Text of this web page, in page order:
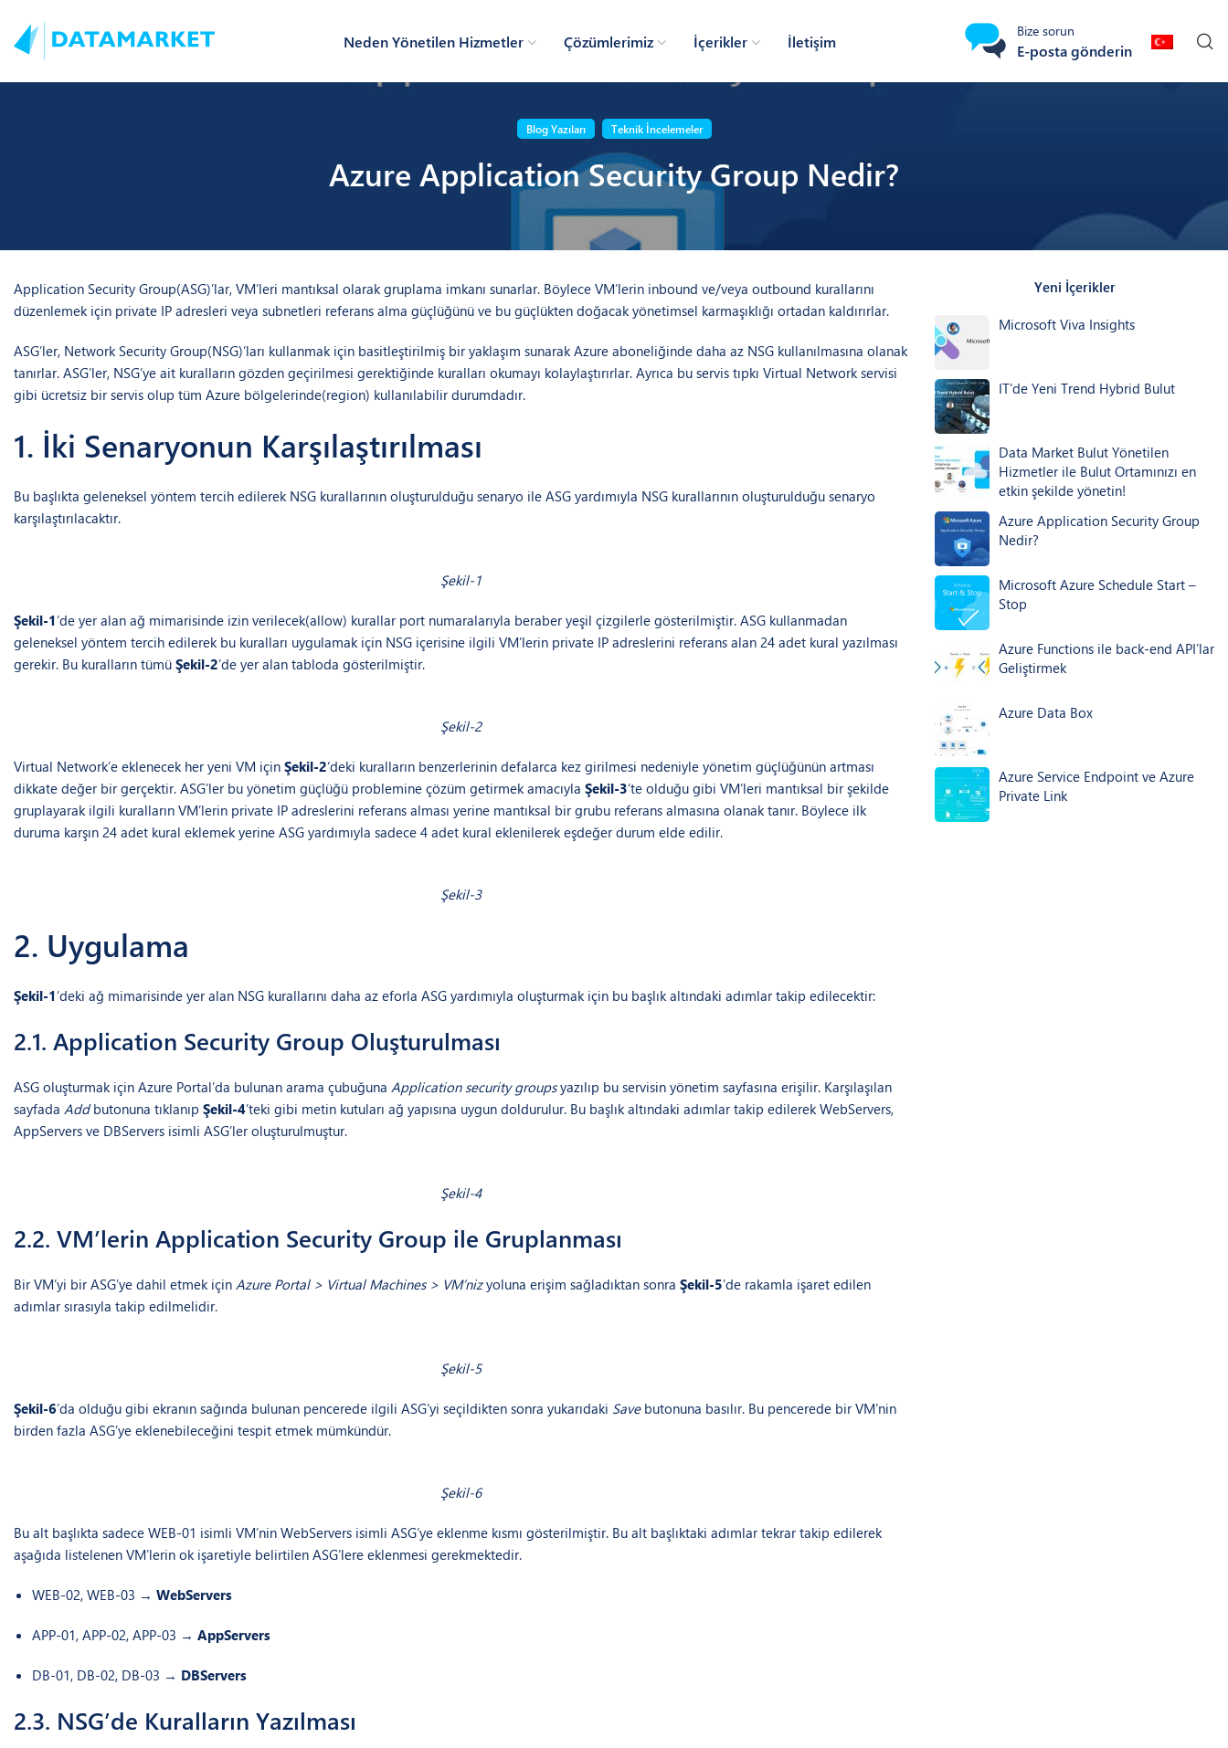
Neden Yönetilen Hizmetler Çözümlerimiz İçerikler İletişim
Bize sorun
E-posta gönderin
Blog Yazıları Teknik İncelemeler
Azure Application Security Group Nedir?
Application Security Group(ASG)’lar, VM’leri mantıksal olarak gruplama imkanı sunarlar. Böylece VM’lerin inbound ve/veya outbound kurallarını
düzenlemek için private IP adresleri veya subnetleri referans alma güçlüğünü ve bu güçlükten doğacak yönetimsel karmaşıklığı ortadan kaldırırlar.
ASG’ler, Network Security Group(NSG)’ları kullanmak için basitleştirilmiş bir yaklaşım sunarak Azure aboneliğinde daha az NSG kullanılmasına olanak
tanırlar. ASG’ler, NSG’ye ait kuralların gözden geçirilmesi gerektiğinde kuralları okumayı kolaylaştırırlar. Ayrıca bu servis tıpkı Virtual Network servisi
gibi ücretsiz bir servis olup tüm Azure bölgelerinde(region) kullanılabilir durumdadır.
1. İki Senaryonun Karşılaştırılması
Bu başlıkta geleneksel yöntem tercih edilerek NSG kurallarının oluşturulduğu senaryo ile ASG yardımıyla NSG kurallarının oluşturulduğu senaryo
karşılaştırılacaktır.
Şekil-1
Şekil-1 ’de yer alan ağ mimarisinde izin verilecek(allow) kurallar port numaralarıyla beraber yeşil çizgilerle gösterilmiştir. ASG kullanmadan
geleneksel yöntem tercih edilerek bu kuralları uygulamak için NSG içerisine ilgili VM’lerin private IP adreslerini referans alan 24 adet kural yazılması
gerekir. Bu kuralların tümü Şekil-2’de yer alan tabloda gösterilmiştir.
Şekil-2
Virtual Network’e eklenecek her yeni VM için Şekil-2‘deki kuralların benzerlerinin defalarca kez girilmesi nedeniyle yönetim güçlüğünün artması
dikkate değer bir gerçektir. ASG’ler bu yönetim güçlüğü problemine çözüm getirmek amacıyla Şekil-3’te olduğu gibi VM’leri mantıksal bir şekilde
gruplayarak ilgili kuralların VM’lerin private IP adreslerini referans alması yerine mantıksal bir grubu referans almasına olanak tanır. Böylece ilk
duruma karşın 24 adet kural eklemek yerine ASG yardımıyla sadece 4 adet kural eklenilerek eşdeğer durum elde edilir.
Şekil-3
2. Uygulama
Şekil-1 ’deki ağ mimarisinde yer alan NSG kurallarını daha az eforla ASG yardımıyla oluşturmak için bu başlık altındaki adımlar takip edilecektir:
2.1. Application Security Group Oluşturulması
ASG oluşturmak için Azure Portal’da bulunan arama çubuğuna Application security groupsyazılıp bu servisin yönetim sayfasına erişilir. Karşılaşılan
sayfada Addbutonuna tıklanıp Şekil-4’teki gibi metin kutuları ağ yapısına uygun doldurulur. Bu başlık altındaki adımlar takip edilerek WebServers,
AppServers ve DBServers isimli ASG’ler oluşturulmuştur.
Şekil-4
2.2. VM’lerin Application Security Group ile Gruplanması
Bir VM’yi bir ASG’ye dahil etmek için Azure Portal > Virtual Machines > VM’nizyoluna erişim sağladıktan sonra Şekil-5’de rakamla işaret edilen
adımlar sırasıyla takip edilmelidir.
Şekil-5
Şekil-6’da olduğu gibi ekranın sağında bulunan pencerede ilgili ASG’yi seçildikten sonra yukarıdaki Savebutonuna basılır. Bu pencerede bir VM’nin
birden fazla ASG’ye eklenebileceğini tespit etmek mümkündür.
Şekil-6
Bu alt başlıkta sadece WEB-01 isimli VM’nin WebServers isimli ASG’ye eklenme kısmı gösterilmiştir. Bu alt başlıktaki adımlar tekrar takip edilerek
aşağıda listelenen VM’lerin ok işaretiyle belirtilen ASG’lere eklenmesi gerekmektedir.
WEB-02, WEB-03 → WebServers
APP-01, APP-02, APP-03 → AppServers
DB-01, DB-02, DB-03 → DBServers
2.3. NSG’de Kuralların Yazılması
Yeni İçerikler
Microsoft Viva Insights
IT’de Yeni Trend Hybrid Bulut
Data Market Bulut Yönetilen
Hizmetler ile Bulut Ortamınızı en
etkin şekilde yönetin!
Azure Application Security Group
Nedir?
Microsoft Azure Schedule Start –
Stop
Azure Functions ile back-end API’lar
Geliştirmek
Azure Data Box
Azure Service Endpoint ve Azure
Private Link